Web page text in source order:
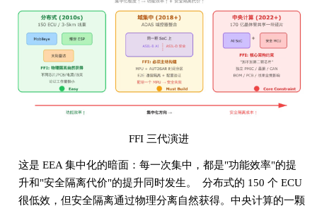
FFI 三代演进
这是 EEA 集中化的暗面：每一次集中，都是"功能效率"的提
升和"安全隔离代价"的提升同时发生。 分布式的 150 个 ECU
很低效，但安全隔离通过物理分离自然获得。中央计算的一颗